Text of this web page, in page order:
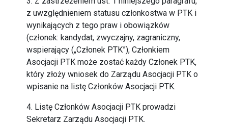
z uwzględnieniem statusu członkostwa w PTK i
wynikających z tego praw i obowiązków
(członek: kandydat, zwyczajny, zagraniczny,
wspierający („Członek PTK”), Członkiem
Asocjacji PTK może zostać każdy Członek PTK,
który złoży wniosek do Zarządu Asocjacji PTK o
wpisanie na listę Członków Asocjacji PTK.
4. Listę Członków Asocjacji PTK prowadzi
Sekretarz Zarządu Asocjacji PTK.